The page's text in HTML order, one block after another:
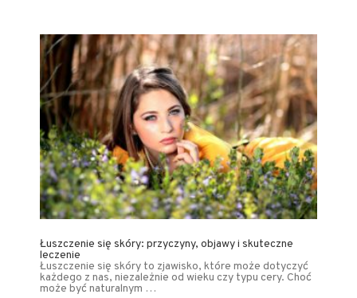
Łuszczenie się skóry: przyczyny, objawy i skuteczne
leczenie
Łuszczenie się skóry to zjawisko, które może dotyczyć
każdego z nas, niezależnie od wieku czy typu cery. Choć
może być naturalnym …